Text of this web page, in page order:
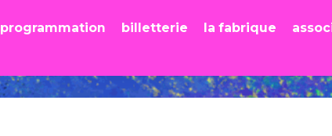
programmation billetterie la fabrique